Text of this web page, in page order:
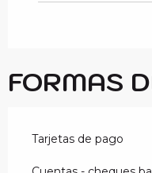
FORMAS
Tarjetas de pago